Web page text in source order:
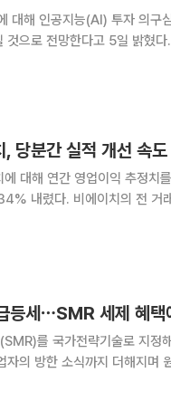
대해 인공지능(AI) 투자 의구
5일 밝혔다. 김동원 KB증권 리서치본부장은 “최근 구
실상 완료됐다고 밝혔다”며 “
, 당분간 실적 개선
대해 연간 영업이익 추정
내렸다. 비에이치의 전 거
증가했지만, 같은 기간 영업이
등세⋯SMR 세제 혜택
를 국가전략기술로 지정
자의 방한 소식까지 더해지며
한전기술(5.62%), DL